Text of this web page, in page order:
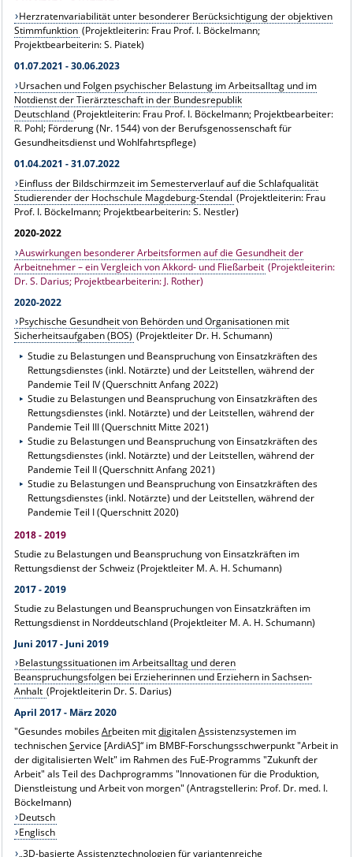
Herzratenvariabilität unter besonderer Berücksichtigung der objektiven
Stimmfunktion (Projektleiterin: Frau Prof. I. Böckelmann;
Projektbearbeiterin: S. Piatek)
01.07.2021 - 30.06.2023
Ursachen und Folgen psychischer Belastung im Arbeitsalltag und im
Notdienst der Tierärzteschaft in der Bundesrepublik
Deutschland (Projektleiterin: Frau Prof. I. Böckelmann; Projektbearbeiter:
R. Pohl; Förderung (Nr. 1544) von der Berufsgenossenschaft für
Gesundheitsdienst und Wohlfahrtspflege)
01.04.2021 - 31.07.2022
Einfluss der Bildschirmzeit im Semesterverlauf auf die Schlafqualität
Studierender der Hochschule Magdeburg-Stendal (Projektleiterin: Frau
Prof. I. Böckelmann; Projektbearbeiterin: S. Nestler)
2020-2022
Auswirkungen besonderer Arbeitsformen auf die Gesundheit der
Arbeitnehmer – ein Vergleich von Akkord- und Fließarbeit (Projektleiterin:
Dr. S. Darius; Projektbearbeiterin: J. Rother)
2020-2022
Psychische Gesundheit von Behörden und Organisationen mit
Sicherheitsaufgaben (BOS) (Projektleiter Dr. H. Schumann)
Studie zu Belastungen und Beanspruchung von Einsatzkräften des
Rettungsdienstes (inkl. Notärzte) und der Leitstellen, während der
Pandemie Teil IV (Querschnitt Anfang 2022)
Studie zu Belastungen und Beanspruchung von Einsatzkräften des
Rettungsdienstes (inkl. Notärzte) und der Leitstellen, während der
Pandemie Teil III (Querschnitt Mitte 2021)
Studie zu Belastungen und Beanspruchung von Einsatzkräften des
Rettungsdienstes (inkl. Notärzte) und der Leitstellen, während der
Pandemie Teil II (Querschnitt Anfang 2021)
Studie zu Belastungen und Beanspruchung von Einsatzkräften des
Rettungsdienstes (inkl. Notärzte) und der Leitstellen, während der
Pandemie Teil I (Querschnitt 2020)
2018 - 2019
Studie zu Belastungen und Beanspruchung von Einsatzkräften im
Rettungsdienst der Schweiz (Projektleiter M. A. H. Schumann)
2017 - 2019
Studie zu Belastungen und Beanspruchungen von Einsatzkräften im
Rettungsdienst in Norddeutschland (Projektleiter M. A. H. Schumann)
Juni 2017 - Juni 2019
Belastungssituationen im Arbeitsalltag und deren
Beanspruchungsfolgen bei Erzieherinnen und Erziehern in Sachsen-
Anhalt (Projektleiterin Dr. S. Darius)
April 2017 - März 2020
"Gesundes mobilesArbeiten mitdigitalenAssistenzsystemen im
technischenService [ArdiAS]“ im BMBF-Forschungsschwerpunkt "Arbeit in
der digitalisierten Welt" im Rahmen des FuE-Programms "Zukunft der
Arbeit" als Teil des Dachprogramms "Innovationen für die Produktion,
Dienstleistung und Arbeit von morgen" (Antragstellerin: Prof. Dr. med. I.
Böckelmann)
Deutsch
Englisch
„3D-basierte Assistenztechnologien für variantenreiche